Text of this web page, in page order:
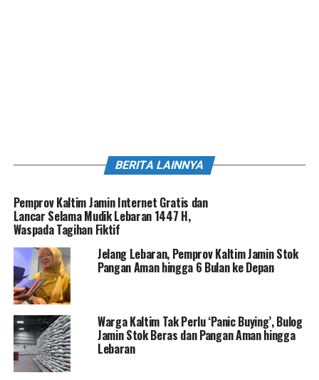
BERITA LAINNYA
Pemprov Kaltim Jamin Internet Gratis dan
Lancar Selama Mudik Lebaran 1447 H,
Waspada Tagihan Fiktif
Jelang Lebaran, Pemprov Kaltim Jamin Stok
Pangan Aman hingga 6 Bulan ke Depan
Warga Kaltim Tak Perlu ‘Panic Buying’, Bulog
Jamin Stok Beras dan Pangan Aman hingga
Lebaran